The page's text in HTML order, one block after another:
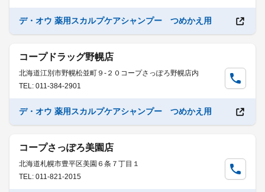
デ・オウ 薬用スカルプケアシャンプー つめかえ用
コープドラッグ野幌店
北海道江別市野幌松並町９-２０コープさっぽろ野幌店内
TEL: 011-384-2901
デ・オウ 薬用スカルプケアシャンプー つめかえ用
コープさっぽろ美園店
北海道札幌市豊平区美園６条７丁目１
TEL: 011-821-2015